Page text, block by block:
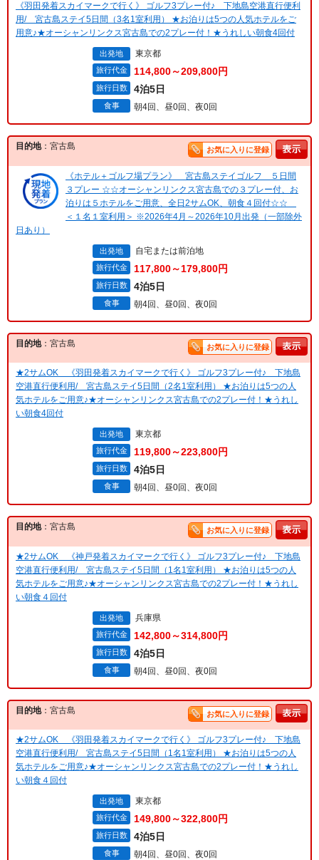
《羽田発着スカイマークで行く》 ゴルフ3プレー付♪ 下地島空港直行便利
用/ 宮古島ステイ5日間（3名1室利用） ★お泊りは5つの人気ホテルをご
用意♪★オーシャンリンクス宮古島での2プレー付！★うれしい朝食4回付
出発地 東京都
旅行代金 114,800～209,800円
旅行日数 4泊5日
食事 朝4回、昼0回、夜0回
目的地：宮古島 お気に入りに登録
《ホテル＋ゴルフ場プラン》 宮古島ステイゴルフ ５日間
３プレー ☆☆オーシャンリンクス宮古島での３プレー付、お
泊りは５ホテルをご用意、全日2サムOK、朝食４回付☆☆
＜１名１室利用＞ ※2026年4月～2026年10月出発（一部除外
日あり）
出発地 自宅または前泊地
旅行代金 117,800～179,800円
旅行日数 4泊5日
食事 朝4回、昼0回、夜0回
目的地：宮古島 お気に入りに登録
★2サムOK 《羽田発着スカイマークで行く》 ゴルフ3プレー付♪ 下地島
空港直行便利用/ 宮古島ステイ5日間（2名1室利用） ★お泊りは5つの人
気ホテルをご用意♪★オーシャンリンクス宮古島での2プレー付！★うれし
い朝食4回付
出発地 東京都
旅行代金 119,800～223,800円
旅行日数 4泊5日
食事 朝4回、昼0回、夜0回
目的地：宮古島 お気に入りに登録
★2サムOK 《神戸発着スカイマークで行く》 ゴルフ3プレー付♪ 下地島
空港直行便利用/ 宮古島ステイ5日間（1名1室利用） ★お泊りは5つの人
気ホテルをご用意♪★オーシャンリンクス宮古島での2プレー付！★うれし
い朝食４回付
出発地 兵庫県
旅行代金 142,800～314,800円
旅行日数 4泊5日
食事 朝4回、昼0回、夜0回
目的地：宮古島 お気に入りに登録
★2サムOK 《羽田発着スカイマークで行く》 ゴルフ3プレー付♪ 下地島
空港直行便利用/ 宮古島ステイ5日間（1名1室利用） ★お泊りは5つの人
気ホテルをご用意♪★オーシャンリンクス宮古島での2プレー付！★うれし
い朝食４回付
出発地 東京都
旅行代金 149,800～322,800円
旅行日数 4泊5日
食事 朝4回、昼0回、夜0回